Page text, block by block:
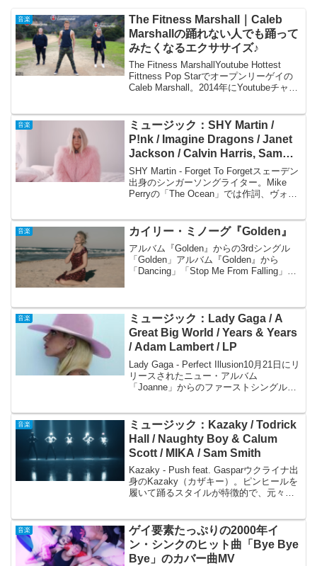
音楽
The Fitness Marshall｜Caleb
Marshallの踊れない人でも踊って
みたくなるエクササイズ♪
The Fitness MarshallYoutube Hottest
Fittness Pop Starでオープンリーゲイの
Caleb Marshall。2014年にYoutubeチャン
音楽
ミュージック：SHY Martin /
P!nk / Imagine Dragons / Janet
Jackson / Calvin Harris, Sam
Smith
SHY Martin - Forget To Forgetスェーデン
出身のシンガーソングライター。Mike
Perryの「The Ocean」では作詞、ヴォー
音楽 カイリー・ミノーグ『Golden』
アルバム『Golden』からの3rdシングル
「Golden」アルバム『Golden』から
「Dancing」「Stop Me From Falling」に
リ...
音楽
ミュージック：Lady Gaga / A
Great Big World / Years & Years
/ Adam Lambert / LP
Lady Gaga - Perfect Illusion10月21日にリ
リースされたニュー・アルバム
「Joanne」からのファーストシングルで
音楽
ミュージック：Kazaky / Todrick
Hall / Naughty Boy & Calum
Scott / MIKA / Sam Smith
Kazaky - Push feat. Gasparウクライナ出
身のKazaky（カザキー）。ピンヒールを
履いて踊るスタイルが特徴的で、元々は4
音楽
ゲイ要素たっぷりの2000年イ
ン・シンクのヒット曲「Bye Bye
Bye」のカバー曲MV